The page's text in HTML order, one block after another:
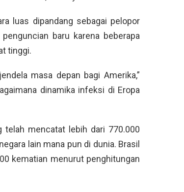
luas dipandang sebagai pelopor
baru karena beberapa
tinggi.
masa depan bagi Amerika,”
dinamika infeksi di Eropa
telah mencatat lebih dari 770.000
lain mana pun di dunia. Brasil
kematian menurut penghitungan